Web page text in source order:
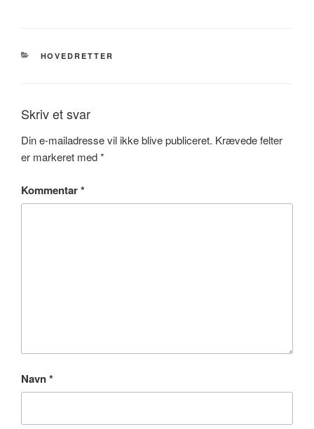
KATEGORIER
HOVEDRETTER
Skriv et svar
Din e-mailadresse vil ikke blive publiceret. Krævede felter
er markeret med*
Kommentar*
Navn*